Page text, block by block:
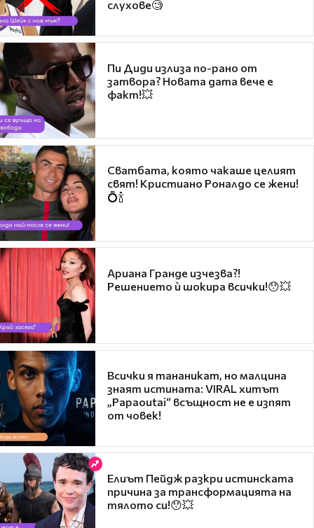
слухове🧐
Пи Диди излиза по-рано от
затвора? Новата дата вече е
факт!💥
Сватбата, която чакаше целият
свят! Кристиано Роналдо се жени!
💍🍾
Ариана Гранде изчезва?!
Решението ѝ шокира всички!😯💥
Всички я тананикат, но малцина
знаят истината: VIRAL хитът
„Papaoutai“ всъщност не е изпят
от човек!
Елиът Пейдж разкри истинската
причина за трансформацията на
тялото си!😯💥